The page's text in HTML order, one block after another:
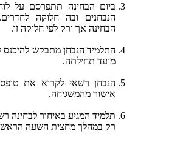
ביום הבחינה תתפרסם על
הנבחנים ובה חלוקה
הבחינה אך ורק לפי חלוקה זו.
מועד תחילתה.
הנבחן רשאי לקרוא את
אישור מהמשגיחה.
תלמיד המגיע באיחור לבחינה
רק במהלך מחצית השעה